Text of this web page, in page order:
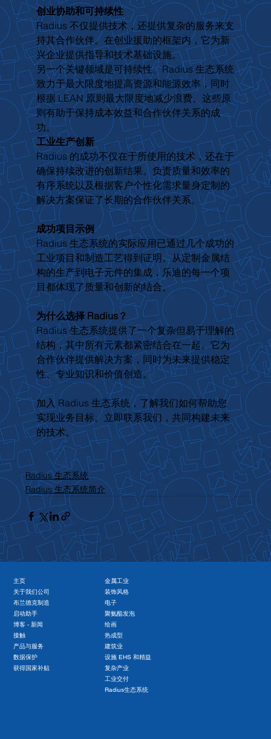
创业协助和可持续性
Radius 不仅提供技术，还提供复杂的服务来支
持其合作伙伴。在创业援助的框架内，它为新
兴企业提供指导和技术基础设施。
另一个关键领域是可持续性。Radius 生态系统
致力于最大限度地提高资源和能源效率，同时
根据 LEAN 原则最大限度地减少浪费。这些原
则有助于保持成本效益和合作伙伴关系的成
功。
工业生产创新
Radius 的成功不仅在于所使用的技术，还在于
确保持续改进的创新结果。负责质量和效率的
有序系统以及根据客户个性化需求量身定制的
解决方案保证了长期的合作伙伴关系。
成功项目示例
Radius 生态系统的实际应用已通过几个成功的
工业项目和制造工艺得到证明。从定制金属结
构的生产到电子元件的集成，乐迪的每一个项
目都体现了质量和创新的结合。
为什么选择 Radius？
Radius 生态系统提供了一个复杂但易于理解的
结构，其中所有元素都紧密结合在一起。它为
合作伙伴提供解决方案，同时为未来提供稳定
性、专业知识和价值创造。
加入 Radius 生态系统，了解我们如何帮助您
实现业务目标。立即联系我们，共同构建未来
的技术。
Radius 生态系统
Radius 生态系统简介
主页
关于我们公司
布兰德克制造
启动助手
博客 - 新闻
接触
产品与服务
数据保护
获得国家补贴
金属工业
装饰风格
电子
聚氨酯发泡
绘画
热成型
建筑业
设施 EHS 和精益
复杂产业
工业交付
Radius生态系统